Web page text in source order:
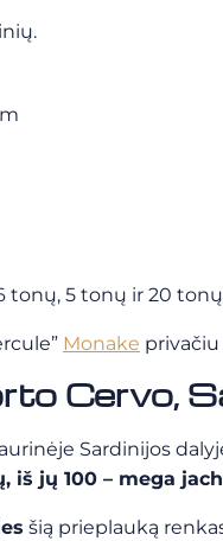
tonų, 5 tonų ir 20
Monake
Cervo,
Sardinijos
iš jų 100 – mega
šią prieplauką